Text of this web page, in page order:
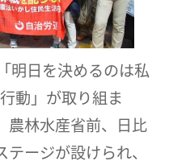
明日を決めるのは私
動」が取り組ま
農林水産省前、日比
ージが設けられ、